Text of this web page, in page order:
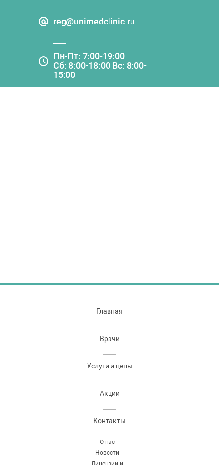
reg@unimedclinic.ru
Пн-Пт: 7:00-19:00
Сб: 8:00-18:00 Вс: 8:00-
15:00
Главная
Врачи
Услуги и цены
Акции
Контакты
О нас
Новости
Лицензии и